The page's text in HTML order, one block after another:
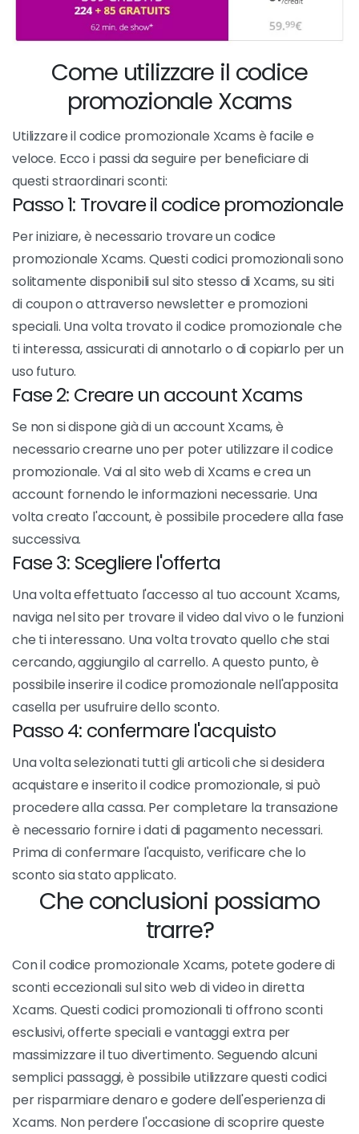
Come utilizzare il codice
promozionale Xcams
Utilizzare il codice promozionale Xcams è facile e
veloce. Ecco i passi da seguire per beneficiare di
questi straordinari sconti:
Passo 1: Trovare il codice promozionale
Per iniziare, è necessario trovare un codice
promozionale Xcams. Questi codici promozionali sono
solitamente disponibili sul sito stesso di Xcams, su siti
di coupon o attraverso newsletter e promozioni
speciali. Una volta trovato il codice promozionale che
ti interessa, assicurati di annotarlo o di copiarlo per un
uso futuro.
Fase 2: Creare un account Xcams
Se non si dispone già di un account Xcams, è
necessario crearne uno per poter utilizzare il codice
promozionale. Vai al sito web di Xcams e crea un
account fornendo le informazioni necessarie. Una
volta creato l'account, è possibile procedere alla fase
successiva.
Fase 3: Scegliere l'offerta
Una volta effettuato l'accesso al tuo account Xcams,
naviga nel sito per trovare il video dal vivo o le funzioni
che ti interessano. Una volta trovato quello che stai
cercando, aggiungilo al carrello. A questo punto, è
possibile inserire il codice promozionale nell'apposita
casella per usufruire dello sconto.
Passo 4: confermare l'acquisto
Una volta selezionati tutti gli articoli che si desidera
acquistare e inserito il codice promozionale, si può
procedere alla cassa. Per completare la transazione
è necessario fornire i dati di pagamento necessari.
Prima di confermare l'acquisto, verificare che lo
sconto sia stato applicato.
Che conclusioni possiamo
trarre?
Con il codice promozionale Xcams, potete godere di
sconti eccezionali sul sito web di video in diretta
Xcams. Questi codici promozionali ti offrono sconti
esclusivi, offerte speciali e vantaggi extra per
massimizzare il tuo divertimento. Seguendo alcuni
semplici passaggi, è possibile utilizzare questi codici
per risparmiare denaro e godere dell'esperienza di
Xcams. Non perdere l'occasione di scoprire queste